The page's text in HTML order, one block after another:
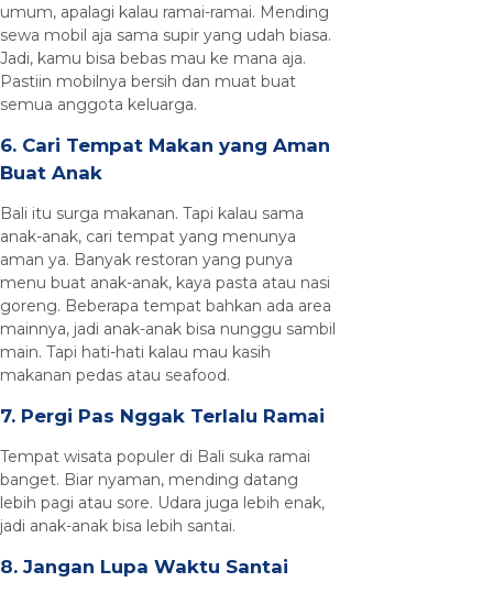
umum, apalagi kalau ramai-ramai. Mending
sewa mobil aja sama supir yang udah biasa.
Jadi, kamu bisa bebas mau ke mana aja.
Pastiin mobilnya bersih dan muat buat
semua anggota keluarga.
6. Cari Tempat Makan yang Aman
Buat Anak
Bali itu surga makanan. Tapi kalau sama
anak-anak, cari tempat yang menunya
aman ya. Banyak restoran yang punya
menu buat anak-anak, kaya pasta atau nasi
goreng. Beberapa tempat bahkan ada area
mainnya, jadi anak-anak bisa nunggu sambil
main. Tapi hati-hati kalau mau kasih
makanan pedas atau seafood.
7. Pergi Pas Nggak Terlalu Ramai
Tempat wisata populer di Bali suka ramai
banget. Biar nyaman, mending datang
lebih pagi atau sore. Udara juga lebih enak,
jadi anak-anak bisa lebih santai.
8. Jangan Lupa Waktu Santai